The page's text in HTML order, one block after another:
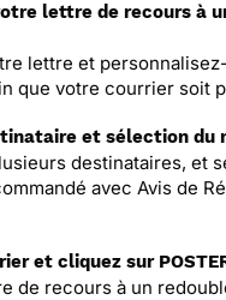
lettre de recours à
lettre et
que votre courrier soit
et sélection du
destinataires, et
avec Avis de
et cliquez sur
de recours à un